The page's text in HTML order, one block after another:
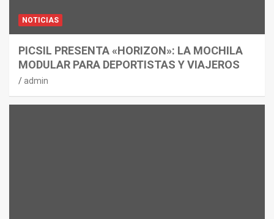
NOTICIAS
PICSIL PRESENTA «HORIZON»: LA MOCHILA
MODULAR PARA DEPORTISTAS Y VIAJEROS
admin